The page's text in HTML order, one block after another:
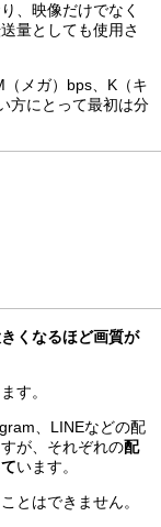
、映像だけでなく
量としても使用さ
メガ）bps、K（キ
方にとって最初は分
くなるほど画質が
す。
、LINEなどの配
が、それぞれの配
います。
とはできません。